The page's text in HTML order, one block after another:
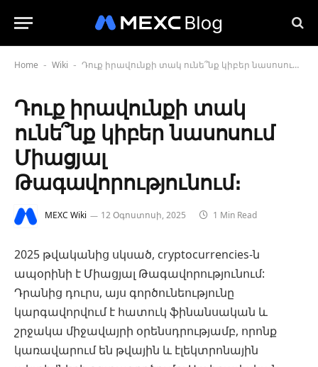
Home - Wiki - Դուք իրավունքի տակ ունե՞նք կիբեր նասոսում Միացյալ Թագավորությունում։
Դուք իրավունքի տակ
ունե՞նք կիբեր նասոսում
Միացյալ
Թագավորությունում։
MEXC Wiki 12 Օգոստոսի, 2025 1 Min Read
2025 թվականից սկսած, cryptocurrencies-ն
ապօրինի է Միացյալ Թագավորությունում:
Դրանից դուրս, այս գործունեությունը
կարգավորվում է հատուկ ֆինանսական և
շրջակա միջավայրի օրենսդրությամբ, որոնք
կառավարում են թվային և էլեկտրոնային